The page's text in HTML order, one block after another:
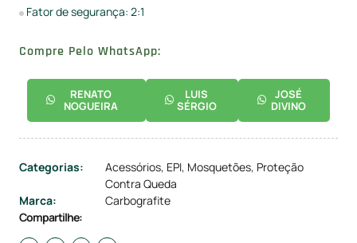
Fator de segurança: 2:1
Compre Pelo WhatsApp:
RENATO
NOGUEIRA
LUIS
SÉRGIO
JOSÉ
DIVINO
Categorias: Acessórios, EPI, Mosquetões, Proteção
Contra Queda
Marca:
Carbografite
Compartilhe: